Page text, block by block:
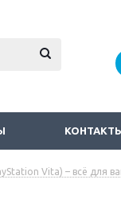
Vita) – всё для